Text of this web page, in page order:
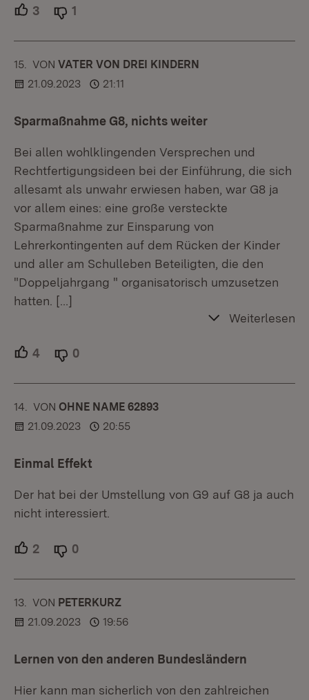
3 Unterstützer.
1
15. KOMMENTAR
VON :VATER VON DREI KINDERN
21.09.2023
21:11
Sparmaßnahme G8, nichts weiter
Bei allen wohlklingenden Versprechen und
Rechtfertigungsideen bei der Einführung, die sich
allesamt als unwahr erwiesen haben, war G8 ja
vor allem eines: eine große versteckte
Sparmaßnahme zur Einsparung von
Lehrerkontingenten auf dem Rücken der Kinder
und aller am Schulleben Beteiligten, die den
"Doppeljahrgang " organisatorisch umzusetzen
hatten. […]
Weiterlesen
4 Unterstützer.
0
14. KOMMENTAR
VON :OHNE NAME 62893
21.09.2023
20:55
Einmal Effekt
Der hat bei der Umstellung von G9 auf G8 ja auch
nicht interessiert.
2 Unterstützer.
0
13. KOMMENTAR
VON :PETERKURZ
21.09.2023
19:56
Lernen von den anderen Bundesländern
Hier kann man sicherlich von den zahlreichen